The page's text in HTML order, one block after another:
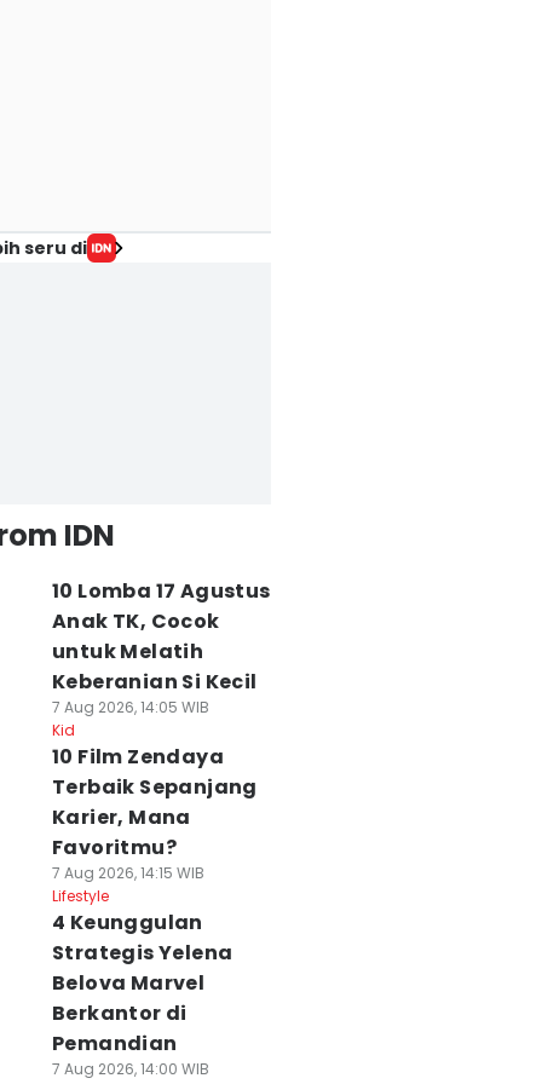
seru di
IDN
10 Lomba 17 Agustus
Anak TK, Cocok
untuk Melatih
Keberanian Si Kecil
7 Aug 2026, 14:05 WIB
Kid
10 Film Zendaya
Terbaik Sepanjang
Karier, Mana
Favoritmu?
7 Aug 2026, 14:15 WIB
Lifestyle
4 Keunggulan
Strategis Yelena
Belova Marvel
Berkantor di
Pemandian
7 Aug 2026, 14:00 WIB